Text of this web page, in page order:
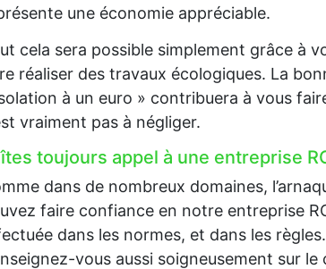
une économie appréciable.
cela sera possible simplement grâce à
réaliser des travaux écologiques. La
à un euro » contribuera à vous
vraiment pas à négliger.
toujours appel à une entreprise
dans de nombreux domaines,
faire confiance en notre entreprise
dans les normes, et dans les règles.
vous aussi soigneusement sur